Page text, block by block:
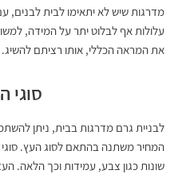
מדרגות שיש לא יתאימו לבית לבנים,
עלולות אף לבלוט יתר על המידה,
את המראה הכללי, אותו רציתם להשיג.
סוגי
לבניית גרם מדרגות בבית, ניתן
המחיר משתנה בהתאם לסוג העץ. סוגי
שונות כגון צבע, עמידות וכך הלאה.